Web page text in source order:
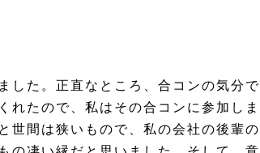
した。正直なところ、合コンの気分で
れたので、私はその合コンに参加しま
世間は狭いもので、私の会社の後輩の